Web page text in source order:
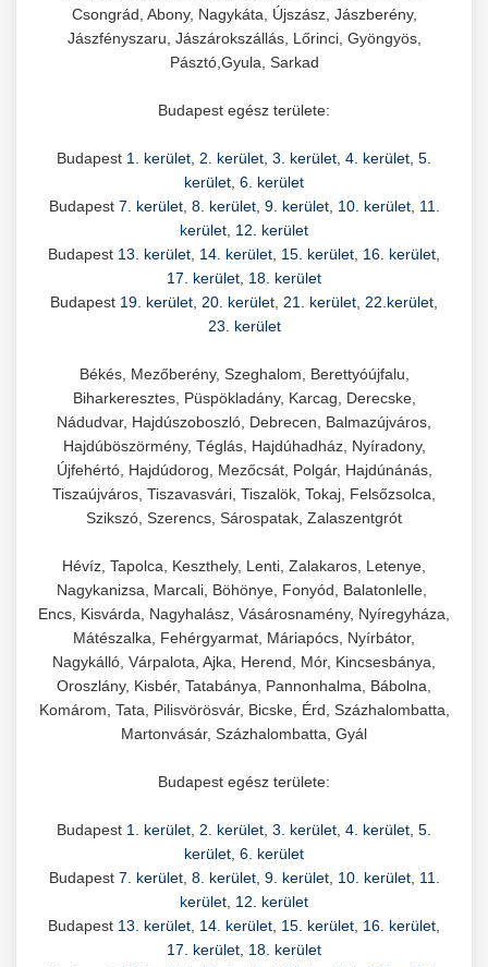
Csongrád, Abony, Nagykáta, Újszász, Jászberény,
Jászfényszaru, Jászárokszállás, Lőrinci, Gyöngyös,
Pásztó,Gyula, Sarkad
Budapest egész területe:
Budapest 1. kerület 2. kerület 3. kerület 4. kerület 5.
kerület 6. kerület
Budapest 7. kerület, 8. kerület, 9. kerület, 10. kerület, 11.
kerület 12. kerület
Budapest 13. kerület 14. kerület 15. kerület 16. kerület
17. kerület 18. kerület
Budapest 19. kerület 20. kerület 21. kerület 22.kerület
23. kerület
Békés, Mezőberény, Szeghalom, Berettyóújfalu,
Biharkeresztes, Püspökladány, Karcag, Derecske,
Nádudvar, Hajdúszoboszló, Debrecen, Balmazújváros,
Hajdúböszörmény, Téglás, Hajdúhadház, Nyíradony,
Újfehértó, Hajdúdorog, Mezőcsát, Polgár, Hajdúnánás,
Tiszaújváros, Tiszavasvári, Tiszalök, Tokaj, Felsőzsolca,
Szikszó, Szerencs, Sárospatak, Zalaszentgrót
Hévíz, Tapolca, Keszthely, Lenti, Zalakaros, Letenye,
Nagykanizsa, Marcali, Böhönye, Fonyód, Balatonlelle,
Encs, Kisvárda, Nagyhalász, Vásárosnamény, Nyíregyháza,
Mátészalka, Fehérgyarmat, Máriapócs, Nyírbátor,
Nagykálló, Várpalota, Ajka, Herend, Mór, Kincsesbánya,
Oroszlány, Kisbér, Tatabánya, Pannonhalma, Bábolna,
Komárom, Tata, Pilisvörösvár, Bicske, Érd, Százhalombatta,
Martonvásár, Százhalombatta, Gyál
Budapest egész területe:
Budapest 1. kerület 2. kerület 3. kerület 4. kerület 5.
kerület 6. kerület
Budapest 7. kerület, 8. kerület, 9. kerület, 10. kerület, 11.
kerület 12. kerület
Budapest 13. kerület 14. kerület 15. kerület 16. kerület
17. kerület 18. kerület